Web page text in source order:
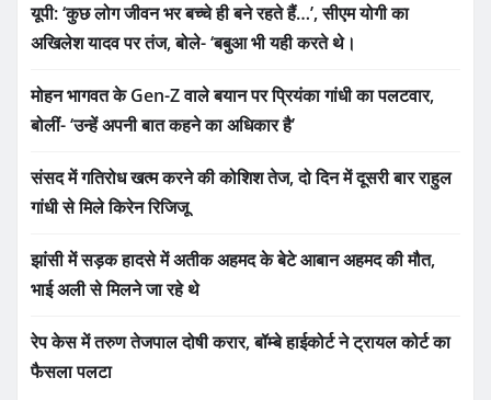
यूपी: ‘कुछ लोग जीवन भर बच्चे ही बने रहते हैं…’, सीएम योगी का
अखिलेश यादव पर तंज, बोले- ‘बबुआ भी यही करते थे।
मोहन भागवत के Gen-Z वाले बयान पर प्रियंका गांधी का पलटवार,
बोलीं- ‘उन्हें अपनी बात कहने का अधिकार है’
संसद में गतिरोध खत्म करने की कोशिश तेज, दो दिन में दूसरी बार राहुल
गांधी से मिले किरेन रिजिजू
झांसी में सड़क हादसे में अतीक अहमद के बेटे आबान अहमद की मौत,
भाई अली से मिलने जा रहे थे
रेप केस में तरुण तेजपाल दोषी करार, बॉम्बे हाईकोर्ट ने ट्रायल कोर्ट का
फैसला पलटा